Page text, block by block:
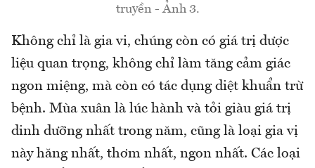
truyền - Ảnh 3.
Không chỉ là gia vi, chúng còn có giá trị dược
liệu quan trọng, không chỉ làm tăng cảm giác
ngon miệng, mà còn có tác dụng diệt khuẩn trừ
bệnh. Mùa xuân là lúc hành và tỏi giàu giá trị
dinh dưỡng nhất trong năm, cũng là loại gia vị
này hăng nhất, thơm nhất, ngon nhất. Các loại